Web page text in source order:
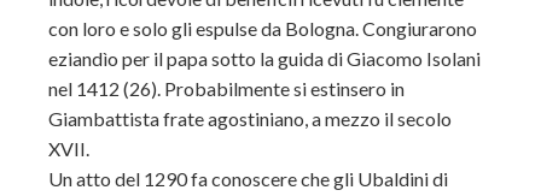
con loro e solo gli espulse da Bologna. Congiurarono
eziandìo per il papa sotto la guida di Giacomo Isolani
nel 1412 (26). Probabilmente si estinsero in
Giambattista frate agostiniano, a mezzo il secolo
XVII.
Un atto del 1290 fa conoscere che gli Ubaldini di